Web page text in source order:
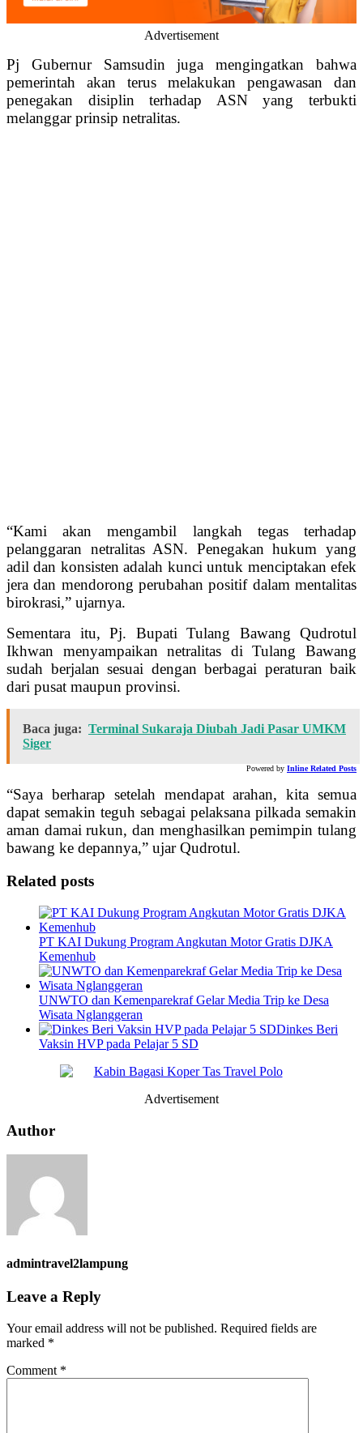
Advertisement
Pj Gubernur Samsudin juga mengingatkan bahwa
pemerintah akan terus melakukan pengawasan dan
penegakan disiplin terhadap ASN yang terbukti
melanggar prinsip netralitas.
“Kami akan mengambil langkah tegas terhadap
pelanggaran netralitas ASN. Penegakan hukum yang
adil dan konsisten adalah kunci untuk menciptakan efek
jera dan mendorong perubahan positif dalam mentalitas
birokrasi,” ujarnya.
Sementara itu, Pj. Bupati Tulang Bawang Qudrotul
Ikhwan menyampaikan netralitas di Tulang Bawang
sudah berjalan sesuai dengan berbagai peraturan baik
dari pusat maupun provinsi.
Baca juga: Terminal Sukaraja Diubah Jadi Pasar UMKM
Siger
Powered by Inline Related Posts
“Saya berharap setelah mendapat arahan, kita semua
dapat semakin teguh sebagai pelaksana pilkada semakin
aman damai rukun, dan menghasilkan pemimpin tulang
bawang ke depannya,” ujar Qudrotul.
Related posts
PT KAI Dukung Program Angkutan Motor Gratis DJKA
Kemenhub
UNWTO dan Kemenparekraf Gelar Media Trip ke Desa
Wisata Nglanggeran
Dinkes Beri
Vaksin HVP pada Pelajar 5 SD
Advertisement
Author
admintravel2lampung
Leave a Reply
Your email address will not be published. Required fields are
marked *
Comment *